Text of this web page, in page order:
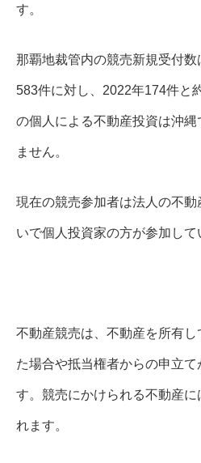
す。
那覇地裁管内の競売新規受付
583件に対し、2022年174件と
の個人による不動産投資は沖
ません。
現在の競売参加者は法人の不
いで個人投資家の方が参加して
不動産競売は、不動産を所有
た場合や抵当権者からの申立て
す。競売にかけられる不動産に
れます。